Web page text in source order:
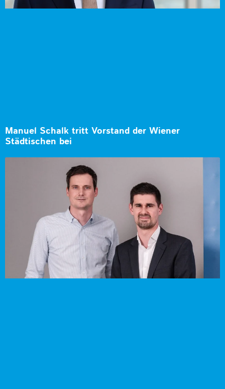
Manuel Schalk tritt Vorstand der Wiener
Städtischen bei